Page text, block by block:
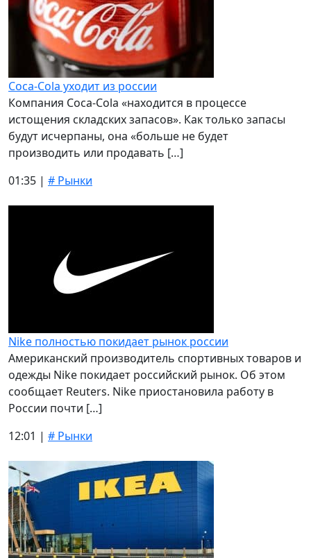
Coca-Cola уходит из россии
Компания Coca-Cola «находится в процессе
истощения складских запасов». Как только запасы
будут исчерпаны, она «больше не будет
производить или продавать […]
01:35 | # Рынки
Nike полностью покидает рынок россии
Американский производитель спортивных товаров и
одежды Nike покидает российский рынок. Об этом
сообщает Reuters. Nike приостановила работу в
России почти […]
12:01 | # Рынки